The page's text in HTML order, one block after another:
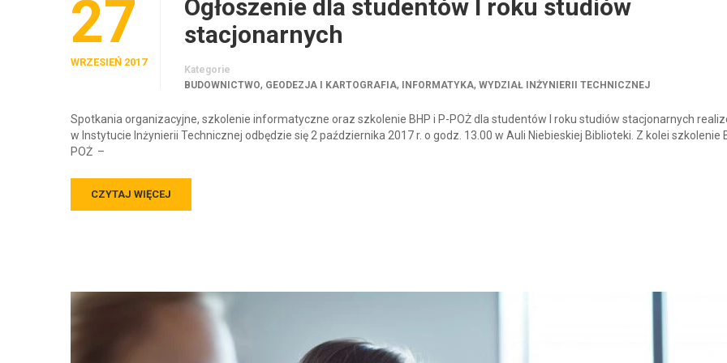
27
WRZESIEŃ 2017
Ogłoszenie dla studentów I roku studiów
stacjonarnych
Kategorie
BUDOWNICTWO, GEODEZJA I KARTOGRAFIA, INFORMATYKA, WYDZIAŁ INŻYNIERII TECHNICZNEJ
Spotkania organizacyjne, szkolenie informatyczne oraz szkolenie BHP i P-POŻ dla studentów I roku studiów stacjonarnych
w Instytucie Inżynierii Technicznej odbędzie się 2 października 2017 r. o godz. 13.00 w Auli Niebieskiej Biblioteki. Z kolei szkolenie
POŻ –
CZYTAJ WIĘCEJ